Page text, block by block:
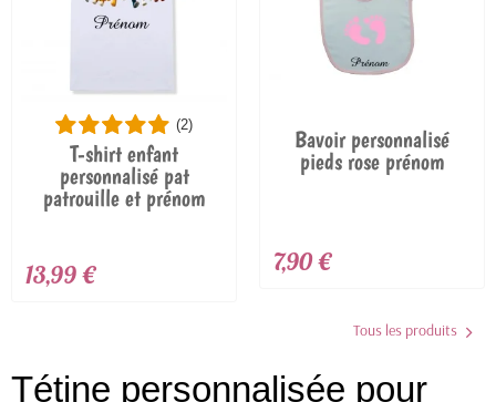
(2)
T-shirt enfant
personnalisé pat
patrouille et prénom
13,99 €
Bavoir personnalisé
pieds rose prénom
7,90 €
Tous les produits
Tétine personnalisée pour